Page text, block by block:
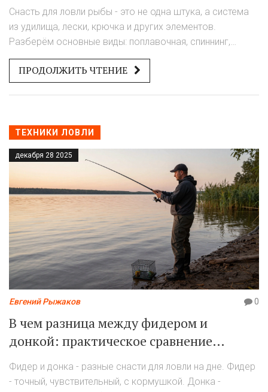
Снасть для ловли рыбы - это не одна штука, а система
из удилища, лески, крючка и других элементов.
Разберём основные виды: поплавочная, спиннинг,
фидер, донка, жерлица. Как выбрать снасть новичку и
избежать распространённых ошибок.
ПРОДОЛЖИТЬ ЧТЕНИЕ
ТЕХНИКИ ЛОВЛИ
декабря 28 2025
Евгений Рыжаков 0
В чем разница между фидером и
донкой: практическое сравнение
снастей для ловли на дне
Фидер и донка - разные снасти для ловли на дне. Фидер
- точный, чувствительный, с кормушкой. Донка -